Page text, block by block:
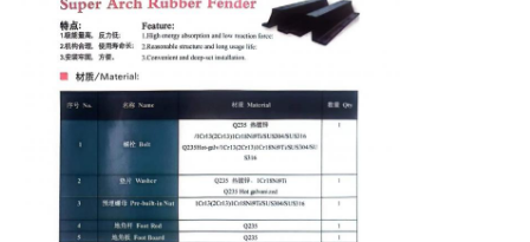
PRIVACY
POLICY